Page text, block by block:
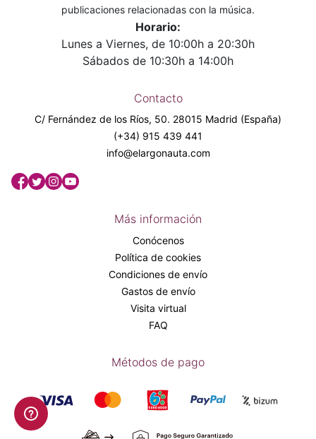
publicaciones relacionadas con la música.
Horario:
Lunes a Viernes, de 10:00h a 20:30h
Sábados de 10:30h a 14:00h
Contacto
C/ Fernández de los Ríos, 50. 28015 Madrid (España)
(+34) 915 439 441
info@elargonauta.com
Más información
Conócenos
Política de cookies
Condiciones de envío
Gastos de envío
Visita virtual
FAQ
Métodos de pago